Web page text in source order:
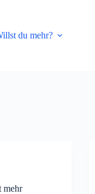
du mehr?
mehr